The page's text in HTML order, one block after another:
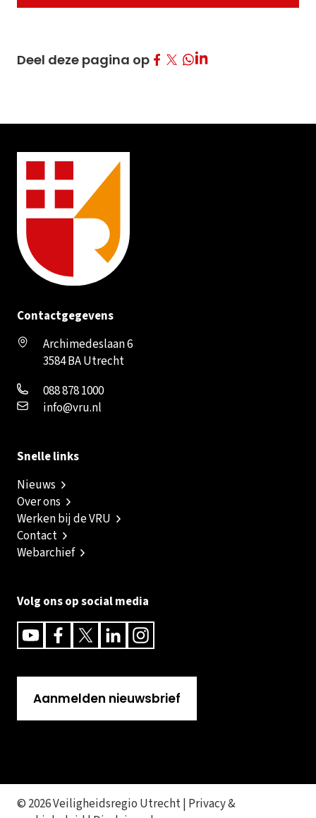
Deel deze pagina opDeel op Facebook
Deel op Twitter
Deel op Whatsapp
Deel op LinkedIn
Contactgegevens
Archimedeslaan 6
3584 BA Utrecht
088 878 1000
info@vru.nl
Snelle links
Nieuws
Over ons
Werken bij de VRU
Contact
Webarchief
Volg ons op social media
YoutubeFacebookTwitterLinkedinInstagram
Aanmelden nieuwsbrief
© 2026 Veiligheidsregio Utrecht | Privacy &